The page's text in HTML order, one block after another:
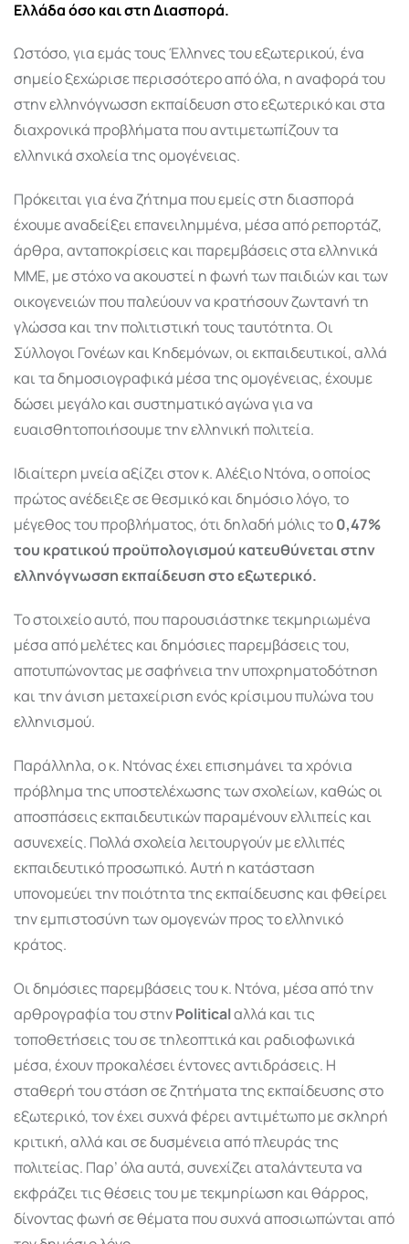
Ελλάδα όσο και στη Διασπορά.
Ωστόσο, για εμάς τους Έλληνες του εξωτερικού, ένα
σημείο ξεχώρισε περισσότερο από όλα, η αναφορά του
στην ελληνόγνωσση εκπαίδευση στο εξωτερικό και στα
διαχρονικά προβλήματα που αντιμετωπίζουν τα
ελληνικά σχολεία της ομογένειας.
Πρόκειται για ένα ζήτημα που εμείς στη διασπορά
έχουμε αναδείξει επανειλημμένα, μέσα από ρεπορτάζ,
άρθρα, ανταποκρίσεις και παρεμβάσεις στα ελληνικά
ΜΜΕ, με στόχο να ακουστεί η φωνή των παιδιών και των
οικογενειών που παλεύουν να κρατήσουν ζωντανή τη
γλώσσα και την πολιτιστική τους ταυτότητα. Οι
Σύλλογοι Γονέων και Κηδεμόνων, οι εκπαιδευτικοί, αλλά
και τα δημοσιογραφικά μέσα της ομογένειας, έχουμε
δώσει μεγάλο και συστηματικό αγώνα για να
ευαισθητοποιήσουμε την ελληνική πολιτεία.
Ιδιαίτερη μνεία αξίζει στον κ. Αλέξιο Ντόνα, ο οποίος
πρώτος ανέδειξε σε θεσμικό και δημόσιο λόγο, το
μέγεθος του προβλήματος, ότι δηλαδή μόλις το0,47%
του κρατικού προϋπολογισμού κατευθύνεται στην
ελληνόγνωσση εκπαίδευση στο εξωτερικό.
Το στοιχείο αυτό, που παρουσιάστηκε τεκμηριωμένα
μέσα από μελέτες και δημόσιες παρεμβάσεις του,
αποτυπώνοντας με σαφήνεια την υποχρηματοδότηση
και την άνιση μεταχείριση ενός κρίσιμου πυλώνα του
ελληνισμού.
Παράλληλα, ο κ. Ντόνας έχει επισημάνει τα χρόνια
πρόβλημα της υποστελέχωσης των σχολείων, καθώς οι
αποσπάσεις εκπαιδευτικών παραμένουν ελλιπείς και
ασυνεχείς. Πολλά σχολεία λειτουργούν με ελλιπές
εκπαιδευτικό προσωπικό. Αυτή η κατάσταση
υπονομεύει την ποιότητα της εκπαίδευσης και φθείρει
την εμπιστοσύνη των ομογενών προς το ελληνικό
κράτος.
Οι δημόσιες παρεμβάσεις του κ. Ντόνα, μέσα από την
αρθρογραφία του στηνPoliticalαλλά και τις
τοποθετήσεις του σε τηλεοπτικά και ραδιοφωνικά
μέσα, έχουν προκαλέσει έντονες αντιδράσεις. Η
σταθερή του στάση σε ζητήματα της εκπαίδευσης στο
εξωτερικό, τον έχει συχνά φέρει αντιμέτωπο με σκληρή
κριτική, αλλά και σε δυσμένεια από πλευράς της
πολιτείας. Παρ’ όλα αυτά, συνεχίζει αταλάντευτα να
εκφράζει τις θέσεις του με τεκμηρίωση και θάρρος,
δίνοντας φωνή σε θέματα που συχνά αποσιωπώνται από